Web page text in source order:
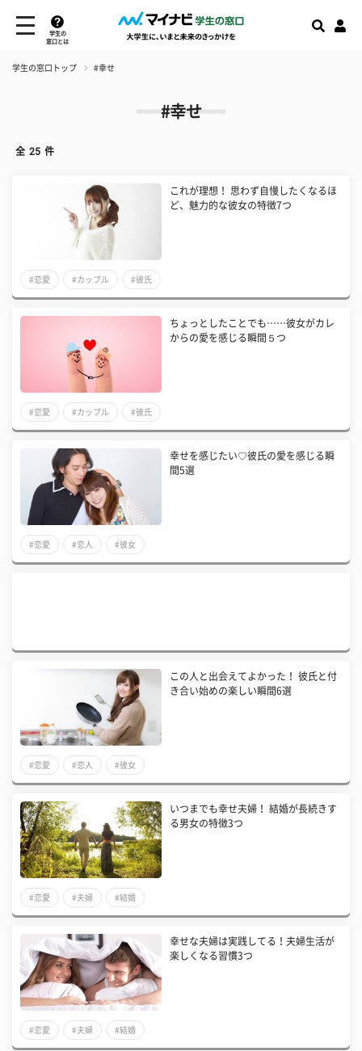
学生の
窓口とは
学生の窓口トップ #幸せ
#幸せ
全 25 件
これが理想！ 思わず自慢したくなるほ
ど、魅力的な彼女の特徴7つ
#恋愛 #カップル #彼氏
ちょっとしたことでも……彼女がカレ
からの愛を感じる瞬間５つ
#恋愛 #カップル #彼氏
幸せを感じたい♡彼氏の愛を感じる瞬
間5選
#恋愛 #恋人 #彼女
この人と出会えてよかった！ 彼氏と付
き合い始めの楽しい瞬間6選
#恋愛 #恋人 #彼女
いつまでも幸せ夫婦！ 結婚が長続きす
る男女の特徴3つ
#恋愛 #夫婦 #結婚
幸せな夫婦は実践してる！夫婦生活が
楽しくなる習慣3つ
#恋愛 #夫婦 #結婚